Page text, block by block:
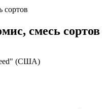
смесь сортов
(США)